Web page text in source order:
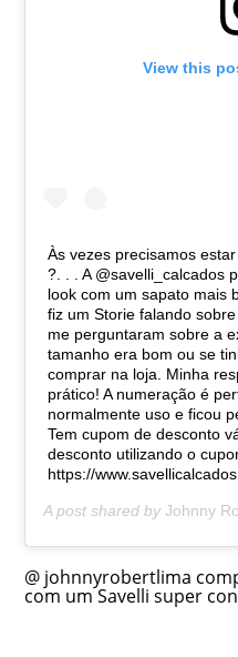
View this
Às vezes precisamos
?. . . A @savelli_calcados
look com um sapato mais
fiz um Storie falando
me perguntaram sobre a
tamanho era bom ou se
comprar na loja. Minha
prático! A numeração é
normalmente uso e ficou
Tem cupom de desconto
desconto utilizando o
https://
A post shared byJohnny
@ johnnyrobertlima
com um Savelli super